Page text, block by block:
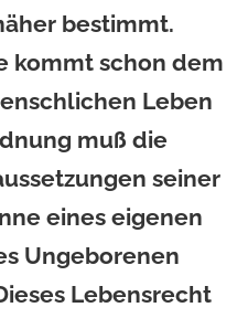
bestimmt.
kommt schon dem
Leben
muß die
seiner
eines eigenen
Ungeborenen
Lebensrecht